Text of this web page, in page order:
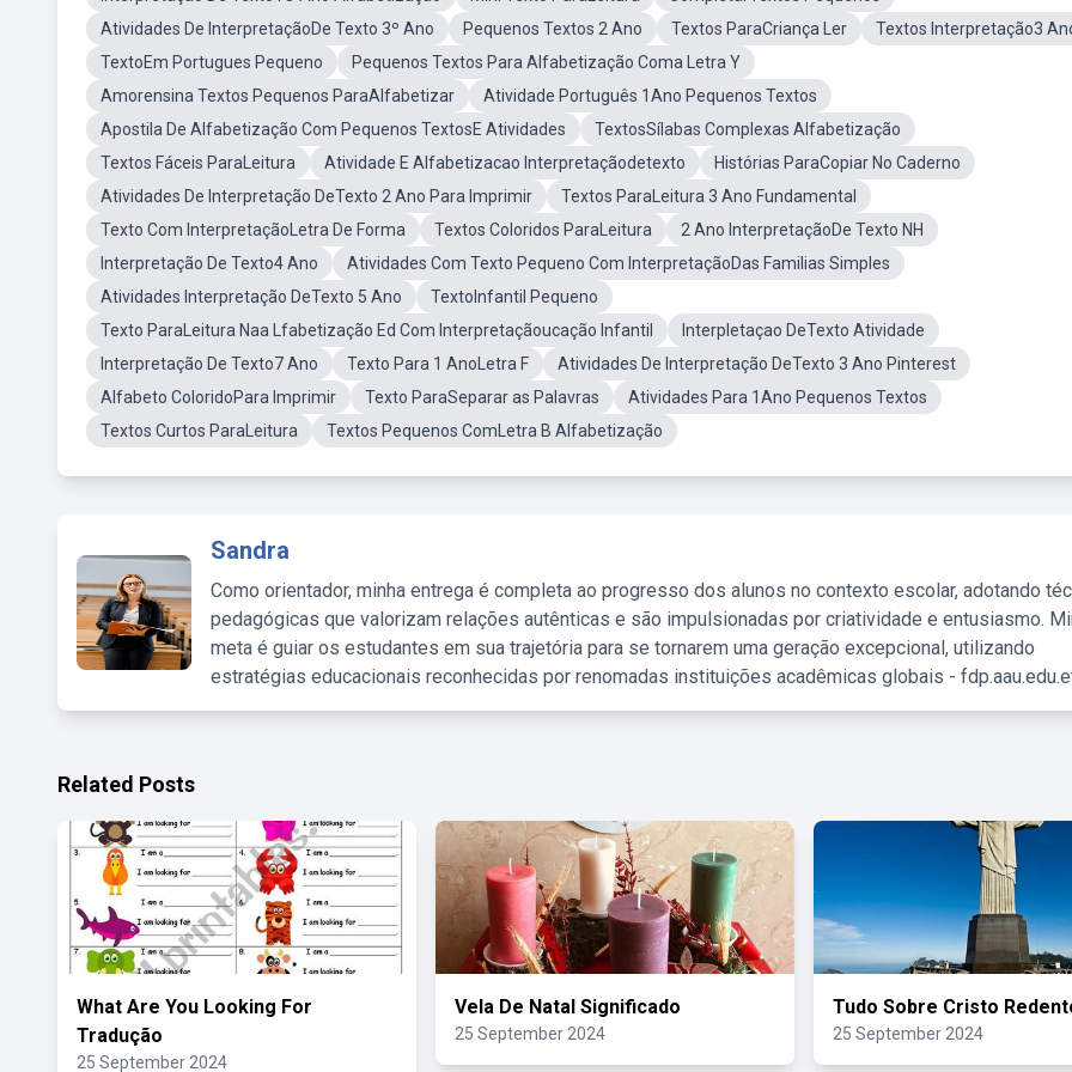
Atividades De InterpretaçãoDe Texto 3º Ano
Pequenos Textos 2 Ano Textos ParaCriança Ler
Textos Interpretação3
TextoEm Portugues Pequeno
Pequenos Textos Para Alfabetização Coma Letra Y
Amorensina Textos Pequenos ParaAlfabetizar
Atividade Português 1Ano Pequenos Textos
Apostila De Alfabetização Com Pequenos TextosE Atividades
TextosSílabas Complexas Alfabetização
Textos Fáceis ParaLeitura
Atividade E Alfabetizacao Interpretaçãodetexto
Histórias ParaCopiar No Caderno
Atividades De Interpretação DeTexto 2 Ano Para Imprimir
Textos ParaLeitura 3 Ano Fundamental
Texto Com InterpretaçãoLetra De Forma
Textos Coloridos ParaLeitura
2 Ano InterpretaçãoDe Texto NH
Interpretação De Texto4 Ano
Atividades Com Texto Pequeno Com InterpretaçãoDas Familias Simples
Atividades Interpretação DeTexto 5 Ano
TextoInfantil Pequeno
Texto ParaLeitura Naa Lfabetização Ed Com Interpretaçãoucação Infantil
Interpletaçao DeTexto Atividade
Interpretação De Texto7 Ano
Texto Para 1 AnoLetra F
Atividades De Interpretação DeTexto 3 Ano Pinterest
Alfabeto ColoridoPara Imprimir
Texto ParaSeparar as Palavras
Atividades Para 1Ano Pequenos Textos
Textos Curtos ParaLeitura
Textos Pequenos ComLetra B Alfabetização
Sandra
Como orientador, minha entrega é completa ao progresso dos alunos no contexto escolar, adotando
pedagógicas que valorizam relações autênticas e são impulsionadas por criatividade e entusiasmo.
meta é guiar os estudantes em sua trajetória para se tornarem uma geração excepcional, utilizando
estratégias educacionais reconhecidas por renomadas instituições acadêmicas globais -
Related Posts
What Are You Looking For
Tradução
25 September 2024
Vela De Natal Significado
25 September 2024
Tudo Sobre Cristo
25 September 2024